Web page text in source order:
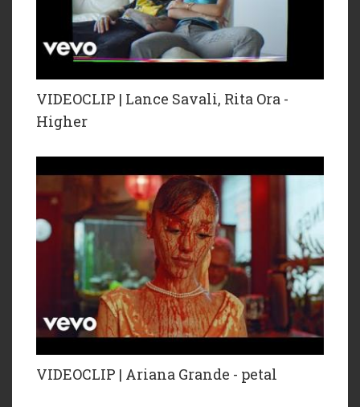
VIDEOCLIP | Lance Savali, Rita Ora -
Higher
VIDEOCLIP | Ariana Grande - petal